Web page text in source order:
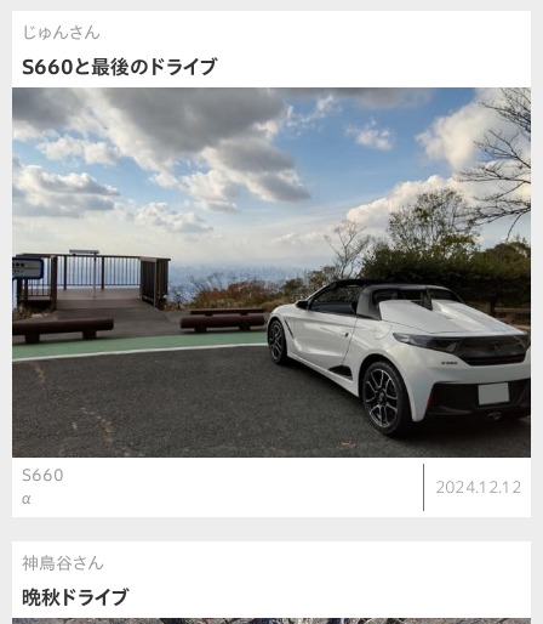
じゅんさん
S660と最後のドライブ
S660
α
2024.12.12
神鳥谷さん
晩秋ドライブ